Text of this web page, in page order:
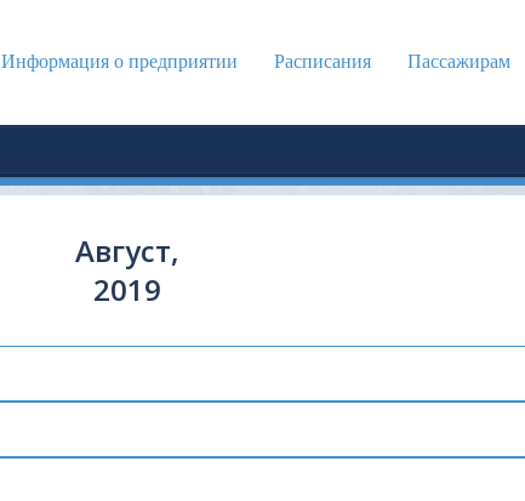
Информация о предприятии Расписания Пассажирам
Август,
2019